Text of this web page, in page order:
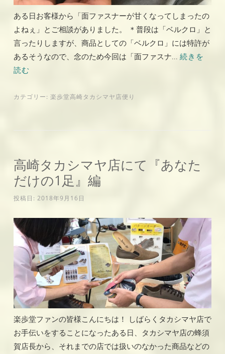
ある日お客様から「面ファスナーが甘くなってしまったの
よねぇ」とご相談がありました。 ＊普段は「ベルクロ」と
言ったりしますが、商品としての「ベルクロ」には特許が
あるそうなので、念のため今回は「面ファスナ... 続きを
読む
カテゴリー: 楽歩堂高崎タカシマヤ店便り
高崎タカシマヤ店にて『あなた
だけの1足』編
投稿日: 2018年9月16日
楽歩堂ファンの皆様こんにちは！ しばらくタカシマヤ店で
お手伝いをすることになったある日、タカシマヤ店の蜂須
賀店長から、それまでの店では扱いのなかった商品などの